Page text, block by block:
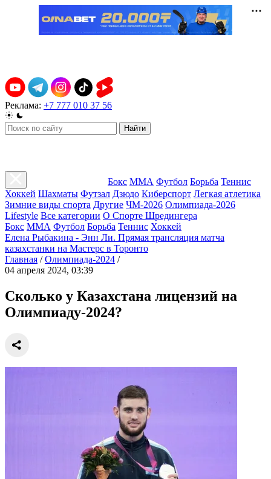
Реклама: +7 777 010 37 56
Найти
Бокс ММА Футбол Борьба Теннис
Хоккей Шахматы Футзал Дзюдо Киберспорт Легкая атлетика
Зимние виды спорта Другие ЧМ-2026 Олимпиада-2026
Lifestyle Все категории О Спорте Шредингера
Бокс ММА Футбол Борьба Теннис Хоккей
Елена Рыбакина - Энн Ли. Прямая трансляция матча
казахстанки на Мастерс в Торонто
Главная / Олимпиада-2024 /
04 апреля 2024, 03:39
Сколько у Казахстана лицензий на
Олимпиаду-2024?